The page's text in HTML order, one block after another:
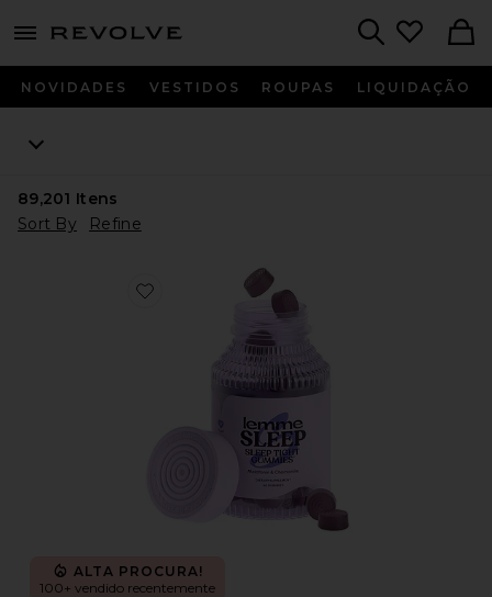
menu - shows more content
NOVIDADES VESTIDOS ROUPAS LIQUIDAÇÃO
89,201 Itens
Sort By
Refine
Favorite VITAMINA EM GOMA SLEEP
ALTA PROCURA!
100+ vendido recentemente